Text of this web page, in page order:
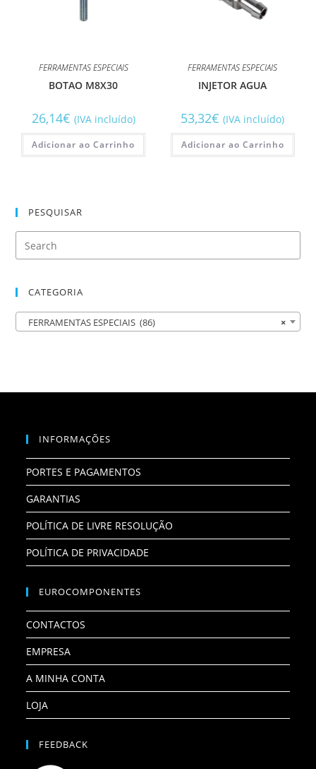
FERRAMENTAS ESPECIAIS
BOTAO M8X30
26,14€ (IVA incluído)
Adicionar ao Carrinho
FERRAMENTAS ESPECIAIS
INJETOR AGUA
53,32€ (IVA incluído)
Adicionar ao Carrinho
PESQUISAR
CATEGORIA
×
FERRAMENTAS ESPECIAIS (86)
INFORMAÇÕES
PORTES E PAGAMENTOS
GARANTIAS
POLÍTICA DE LIVRE RESOLUÇÃO
POLÍTICA DE PRIVACIDADE
EUROCOMPONENTES
CONTACTOS
EMPRESA
A MINHA CONTA
LOJA
FEEDBACK